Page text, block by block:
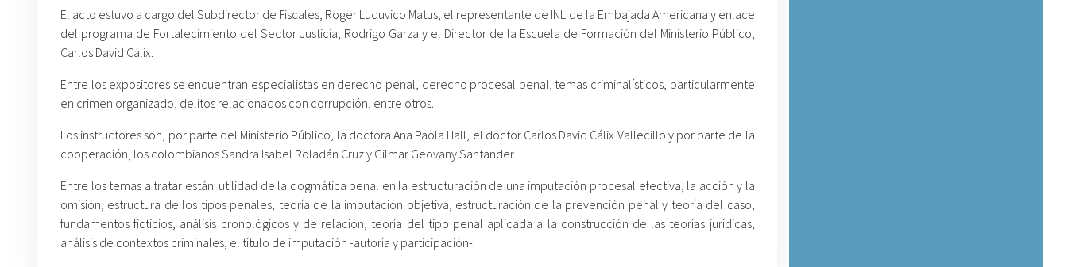
El acto estuvo a cargo del Subdirector de Fiscales, Roger Luduvico Matus, el representante de INL de la Embajada Americana y enlace
del programa de Fortalecimiento del Sector Justicia, Rodrigo Garza y el Director de la Escuela de Formación del Ministerio Público,
Carlos David Cálix.
Entre los expositores se encuentran especialistas en derecho penal, derecho procesal penal, temas criminalísticos, particularmente
en crimen organizado, delitos relacionados con corrupción, entre otros.
Los instructores son, por parte del Ministerio Público, la doctora Ana Paola Hall, el doctor Carlos David Cálix Vallecillo y por parte de la
cooperación, los colombianos Sandra Isabel Roladán Cruz y Gilmar Geovany Santander.
Entre los temas a tratar están: utilidad de la dogmática penal en la estructuración de una imputación procesal efectiva, la acción y la
omisión, estructura de los tipos penales, teoría de la imputación objetiva, estructuración de la prevención penal y teoría del caso,
fundamentos ficticios, análisis cronológicos y de relación, teoría del tipo penal aplicada a la construcción de las teorías jurídicas,
análisis de contextos criminales, el título de imputación -autoría y participación-.